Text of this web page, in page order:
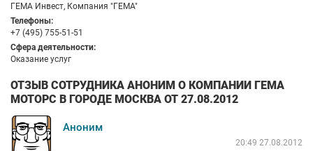
ГЕМА Инвест, Компания "ГЕМА"
Телефоны:
+7 (495) 755-51-51
Сфера деятельности:
Оказание услуг
ОТЗЫВ СОТРУДНИКА АНОНИМ О КОМПАНИИ ГЕМА
МОТОРС В ГОРОДЕ МОСКВА ОТ 27.08.2012
Аноним
20:49 27.08.2012